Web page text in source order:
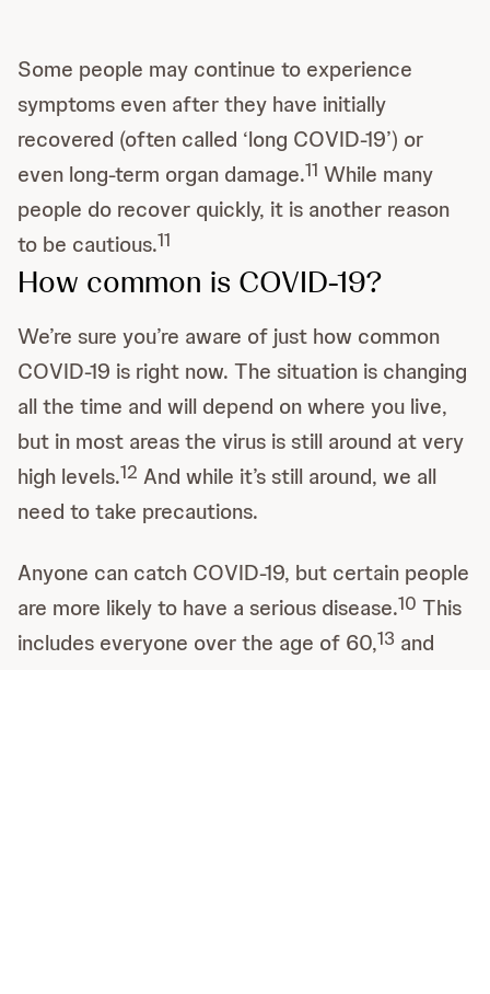
Some people may continue to experience
symptoms even after they have initially
recovered (often called ‘long COVID-19’) or
even long-term organ damage.11 While many
people do recover quickly, it is another reason
to be cautious.11
How common is COVID-19?
We’re sure you’re aware of just how common
COVID-19 is right now. The situation is changing
all the time and will depend on where you live,
but in most areas the virus is still around at very
high levels.12 And while it’s still around, we all
need to take precautions.
Anyone can catch COVID-19, but certain people
are more likely to have a serious disease.10 This
includes everyone over the age of 60,13 and